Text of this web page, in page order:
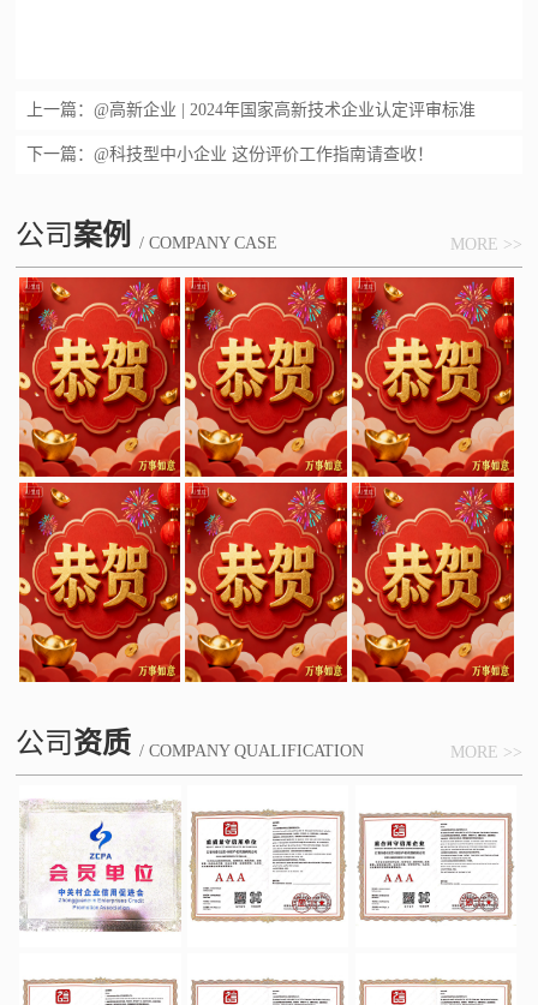
上一篇： @高新企业 | 2024年国家高新技术企业认定评审标准
下一篇： @科技型中小企业 这份评价工作指南请查收！
公司案例 / COMPANY CASE MORE >>
公司资质 / COMPANY QUALIFICATION MORE >>